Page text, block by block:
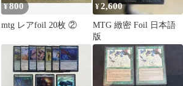
¥800
mtg レアfoil 20枚 ②
¥2,600
MTG 緻密 Foil 日本語
版